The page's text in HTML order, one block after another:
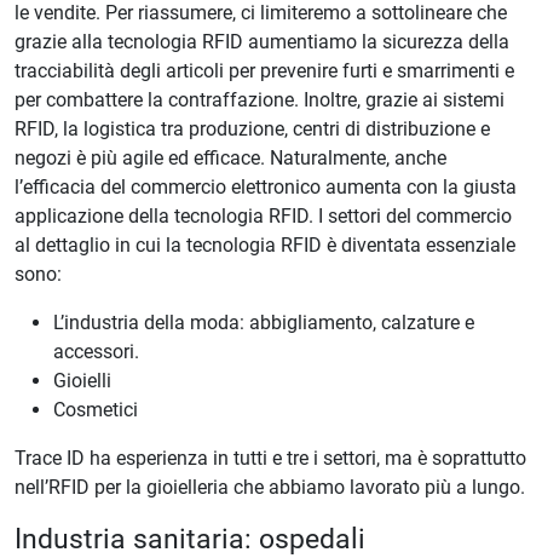
le vendite. Per riassumere, ci limiteremo a sottolineare che
grazie alla tecnologia RFID aumentiamo la sicurezza della
tracciabilità degli articoli per prevenire furti e smarrimenti e
per combattere la contraffazione. Inoltre, grazie ai sistemi
RFID, la logistica tra produzione, centri di distribuzione e
negozi è più agile ed efficace. Naturalmente, anche
l’efficacia del commercio elettronico aumenta con la giusta
applicazione della tecnologia RFID. I settori del commercio
al dettaglio in cui la tecnologia RFID è diventata essenziale
sono:
L’industria della moda: abbigliamento, calzature e
accessori.
Gioielli
Cosmetici
Trace ID ha esperienza in tutti e tre i settori, ma è soprattutto
nell’RFID per la gioielleria che abbiamo lavorato più a lungo.
Industria sanitaria: ospedali